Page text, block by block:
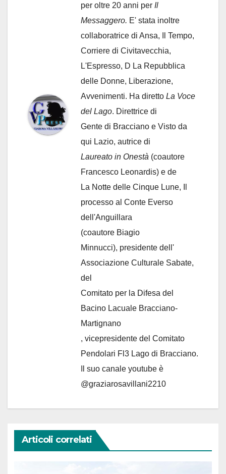
per oltre 20 anni per Il
Messaggero. E' stata inoltre
collaboratrice di Ansa, Il Tempo,
Corriere di Civitavecchia,
L'Espresso, D La Repubblica
delle Donne, Liberazione,
Avvenimenti. Ha diretto La Voce
del Lago. Direttrice di
Gente di Bracciano e Visto da
qui Lazio, autrice di
Laureato in Onestà (coautore
Francesco Leonardis) e de
La Notte delle Cinque Lune, Il
processo al Conte Everso
dell'Anguillara
(coautore Biagio
Minnucci), presidente dell'
Associazione Culturale Sabate,
del
Comitato per la Difesa del
Bacino Lacuale Bracciano-
Martignano
, vicepresidente del Comitato
Pendolari Fl3 Lago di Bracciano.
Il suo canale youtube è
@graziarosavillani2210
Articoli correlati